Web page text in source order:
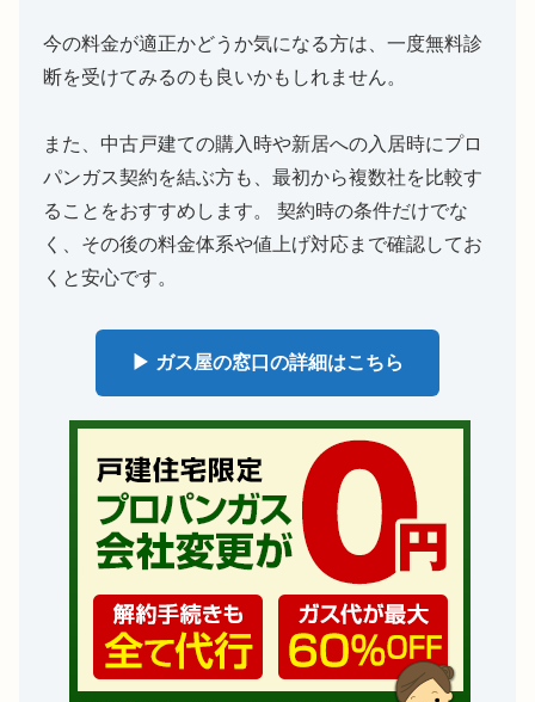
今の料金が適正かどうか気になる方は、一度無料診
断を受けてみるのも良いかもしれません。
また、中古戸建ての購入時や新居への入居時にプロ
パンガス契約を結ぶ方も、最初から複数社を比較す
ることをおすすめします。 契約時の条件だけでな
く、その後の料金体系や値上げ対応まで確認してお
くと安心です。
▶ ガス屋の窓口の詳細はこちら